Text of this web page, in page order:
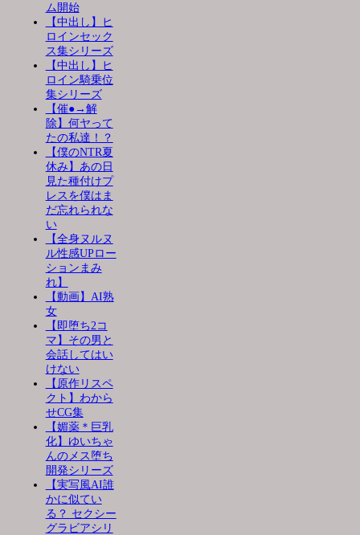
ム開始
【中出し】ヒ
ロインセック
ス集シリーズ
【中出し】ヒ
ロイン騎乗位
集シリーズ
【催●→解
除】何ヤって
たの私達！？
【僕のNTR夏
休み】あの日
見た種付けプ
レスを僕はま
だ忘れられな
い
【全身ヌルヌ
ル性感UPロー
ションまみ
れ】
【動画】AI熟
女
【即堕ち2コ
マ】その男と
会話してはい
けない
【原作リスペ
クト】わから
せCG集
【媚薬＊巨乳
化】ゆいちゃ
んのメス堕ち
開発シリーズ
【実写風AI誰
かに似てい
る？ セクシー
グラビアシリ